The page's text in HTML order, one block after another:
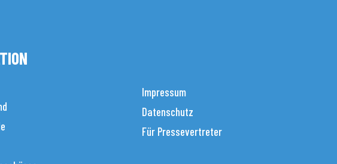
Impressum
Datenschutz
Für Pressevertreter